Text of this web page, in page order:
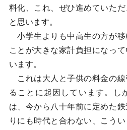
料化、これ、ぜひ進めていた
と思います。
小学生よりも中高生の方が
ことが大きな家計負担になっ
います。
これは大人と子供の料金の線
ることに起因しています。し
は、今から八十年前に定めた
りにも時代と合わない、こう